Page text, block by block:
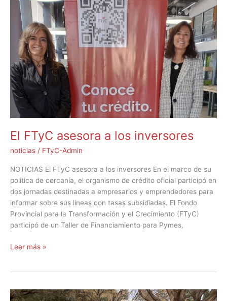
El FTyC asesora a los inversores
noticias / FTyC-Admin
NOTICIAS El FTyC asesora a los inversores En el marco de su
política de cercanía, el organismo de crédito oficial participó en
dos jornadas destinadas a empresarios y emprendedores para
informar sobre sus líneas con tasas subsidiadas. El Fondo
Provincial para la Transformación y el Crecimiento (FTyC)
participó de un Taller de Financiamiento para Pymes,
inversores
Leer más »
El